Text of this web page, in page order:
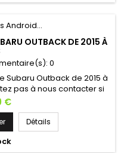
OUTBACK DE 2015 À
0
Subaru Outback de 2015 à
pas à nous contacter si
!
€
Détails